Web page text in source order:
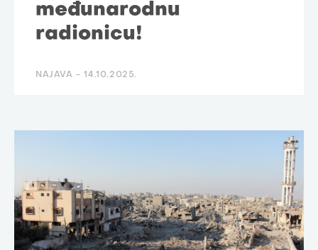
međunarodnu
radionicu!
NAJAVA -14.10.2025.